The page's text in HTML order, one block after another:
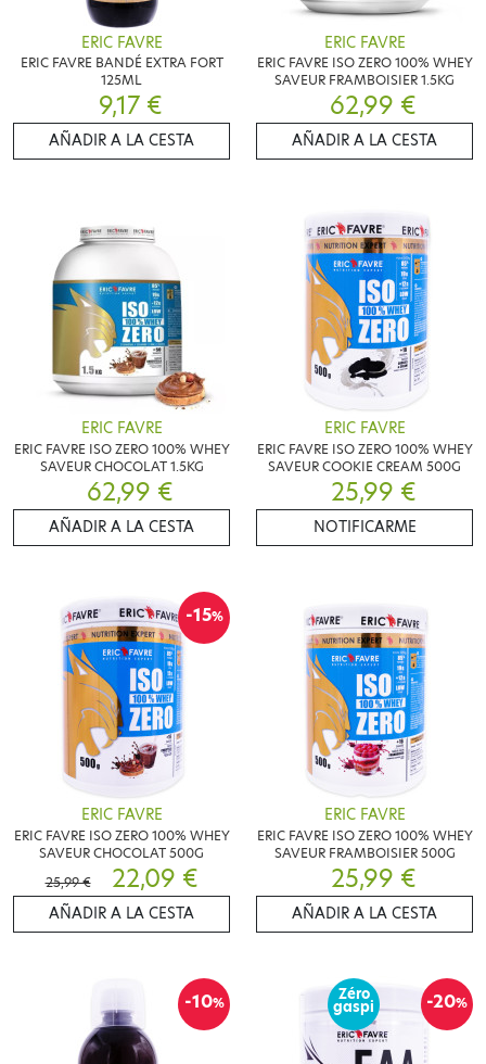
ERIC FAVRE
ERIC FAVRE BANDÉ EXTRA FORT
125ML
9,17 €
AÑADIR A LA CESTA
ERIC FAVRE
ERIC FAVRE ISO ZERO 100% WHEY
SAVEUR FRAMBOISIER 1.5KG
62,99 €
AÑADIR A LA CESTA
ERIC FAVRE
ERIC FAVRE ISO ZERO 100% WHEY
SAVEUR CHOCOLAT 1.5KG
62,99 €
AÑADIR A LA CESTA
ERIC FAVRE
ERIC FAVRE ISO ZERO 100% WHEY
SAVEUR COOKIE CREAM 500G
25,99 €
NOTIFICARME
-15%
ERIC FAVRE
ERIC FAVRE ISO ZERO 100% WHEY
SAVEUR CHOCOLAT 500G
25,99 €
22,09 €
AÑADIR A LA CESTA
ERIC FAVRE
ERIC FAVRE ISO ZERO 100% WHEY
SAVEUR FRAMBOISIER 500G
25,99 €
AÑADIR A LA CESTA
-10% -20%
Zéro
gaspi